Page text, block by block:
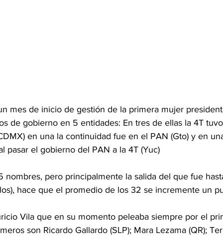
mes de inicio de gestión de la primera mujer
de gobierno en 5 entidades: En tres de ellas la 4T
en una la continuidad fue en el PAN (Gto) y en
pasar el gobierno del PAN a la 4T (Yuc)
nombres, pero principalmente la salida del que fue
hace que el promedio de los 32 se incremente un
Vila que en su momento peleaba siempre por el
son Ricardo Gallardo (SLP); Mara Lezama (QR);